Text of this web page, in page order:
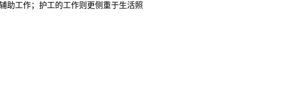
助工作；护工的工作则更侧重于生活照